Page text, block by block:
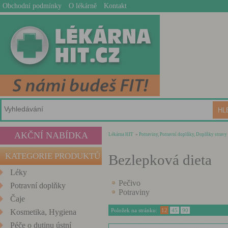
Obchodní podmínky O lékárně Kontakt
AKČNÍ NABÍDKA
KATEGORIE PRODUKTŮ
Léky
Potravní doplňky
Čaje
Kosmetika, Hygiena
Péče o dutinu ústní
Lékárna HIT » Potraviny, Potravní doplňky, Doplňky stravy
Bezlepková dieta
Pečivo
Potraviny
Položek na stránku: 12 45 90